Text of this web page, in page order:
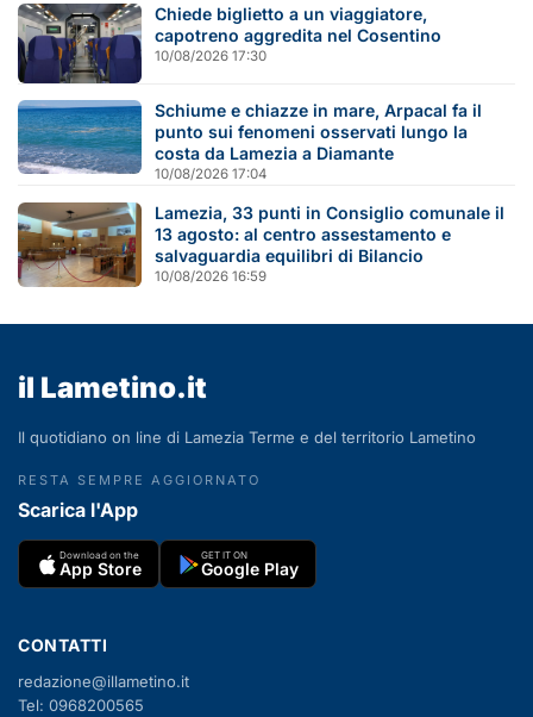
Chiede biglietto a un viaggiatore,
capotreno aggredita nel Cosentino
10/08/2026 17:30
Schiume e chiazze in mare, Arpacal fa il
punto sui fenomeni osservati lungo la
costa da Lamezia a Diamante
10/08/2026 17:04
Lamezia, 33 punti in Consiglio comunale il
13 agosto: al centro assestamento e
salvaguardia equilibri di Bilancio
10/08/2026 16:59
il Lametino.it
Il quotidiano on line di Lamezia Terme e del territorio Lametino
RESTA SEMPRE AGGIORNATO
Scarica l'App
Download on the
App Store
GET IT ON
Google Play
CONTATTI
redazione@illametino.it
Tel: 0968200565